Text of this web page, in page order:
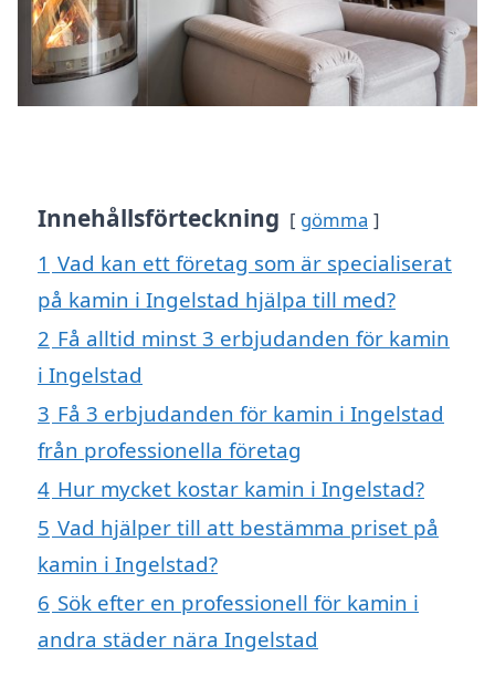
Innehållsförteckning gömma
1 Vad kan ett företag som är specialiserat
på kamin i Ingelstad hjälpa till med?
2 Få alltid minst 3 erbjudanden för kamin
i Ingelstad
3 Få 3 erbjudanden för kamin i Ingelstad
från professionella företag
4 Hur mycket kostar kamin i Ingelstad?
5 Vad hjälper till att bestämma priset på
kamin i Ingelstad?
6 Sök efter en professionell för kamin i
andra städer nära Ingelstad